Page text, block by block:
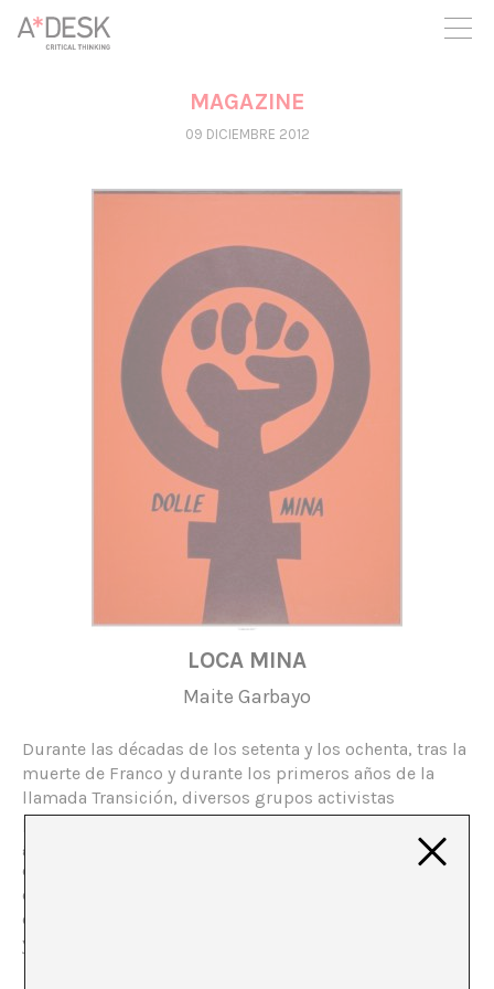
crees también en A*DESK seguimos necesitándote para poder
seguir adelante. Ahora puedes participar del proyecto y
apoyarlo.
MAGAZINE
09 DICIEMBRE 2012
LOCA MINA
Maite Garbayo
Durante las décadas de los setenta y los ochenta, tras la
muerte de Franco y durante los primeros años de la
llamada Transición, diversos grupos activistas
produjeron una importante cantidad de materiales
gráficos. Carteles, pegatinas, chapas y folletos se
encuentran almacenados en las sedes de los grupos, o
están siendo recopilados en archivos que hoy soportan
el envite revisionista y musealizador de investigaciones
y prácticas comisariales “políticas” y “activistas”.